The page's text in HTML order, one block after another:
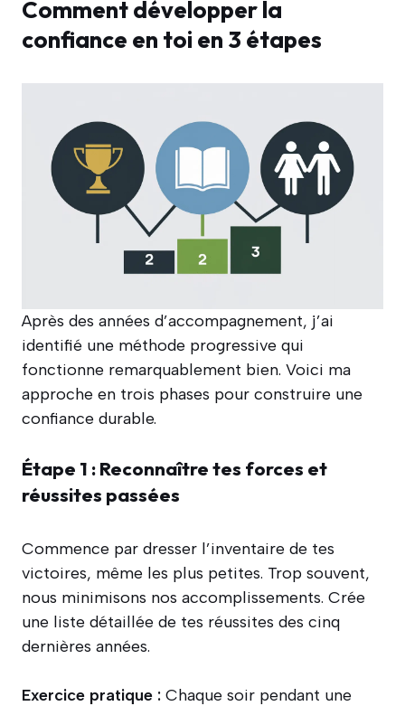
Comment développer la
confiance en toi en 3 étapes
Après des années d’accompagnement, j’ai
identifié une méthode progressive qui
fonctionne remarquablement bien. Voici ma
approche en trois phases pour construire une
confiance durable.
Étape 1 : Reconnaître tes forces et
réussites passées
Commence par dresser l’inventaire de tes
victoires, même les plus petites. Trop souvent,
nous minimisons nos accomplissements. Crée
une liste détaillée de tes réussites des cinq
dernières années.
Exercice pratique : Chaque soir pendant une